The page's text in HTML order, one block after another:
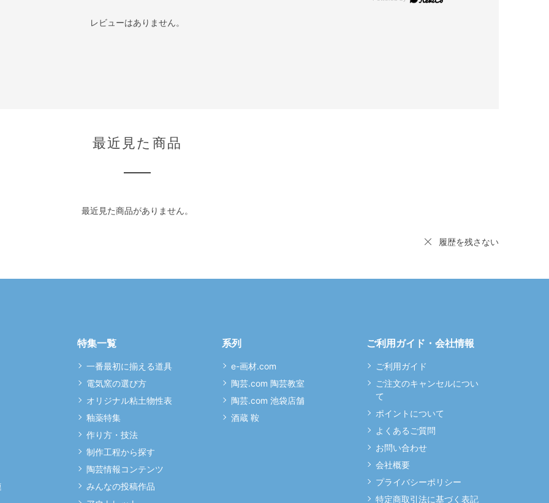
レビューはありません。
最近見た商品
最近見た商品がありません。
履歴を残さない
特集一覧
一番最初に揃える道具
電気窯の選び方
オリジナル粘土物性表
釉薬特集
作り方・技法
制作工程から探す
陶芸情報コンテンツ
みんなの投稿作品
系列
e-画材.com
陶芸.com 陶芸教室
陶芸.com 池袋店舗
酒蔵 鞍
ご利用ガイド・会社情報
ご利用ガイド
ご注文のキャンセルについ
て
ポイントについて
よくあるご質問
お問い合わせ
会社概要
プライバシーポリシー
特定商取引法に基づく表記